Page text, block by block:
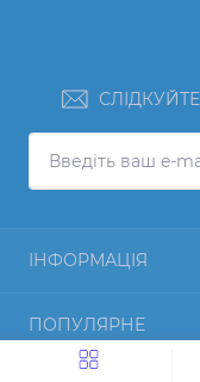
ІНФОРМАЦІЯ
Про нас
Повернення товару
ПОПУЛЯРНЕ
Протеїн